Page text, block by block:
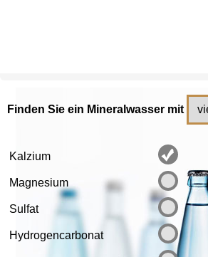
Finden Sie ein Mineralwasser mit
Kalzium
Magnesium
Sulfat
Hydrogencarbonat